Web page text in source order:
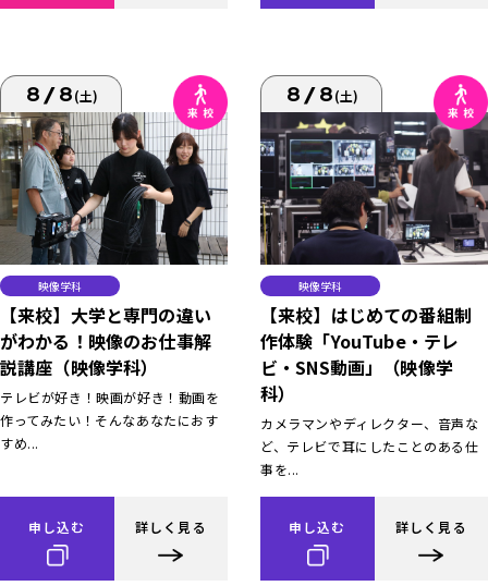
8/8(土)
映像学科
【来校】大学と専門の違い
がわかる！映像のお仕事解
説講座（映像学科）
テレビが好き！映画が好き！動画を
作ってみたい！そんなあなたにおす
すめ...
申し込む 詳しく見る
8/8(土)
映像学科
【来校】はじめての番組制
作体験「YouTube・テレ
ビ・SNS動画」（映像学
科）
カメラマンやディレクター、音声な
ど、テレビで耳にしたことのある仕
事を...
申し込む 詳しく見る